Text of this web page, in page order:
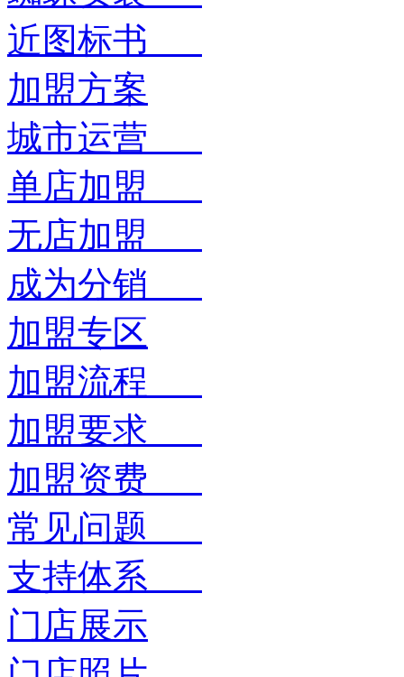
近图标书
加盟方案
城市运营
单店加盟
无店加盟
成为分销
加盟专区
加盟流程
加盟要求
加盟资费
常见问题
支持体系
门店展示